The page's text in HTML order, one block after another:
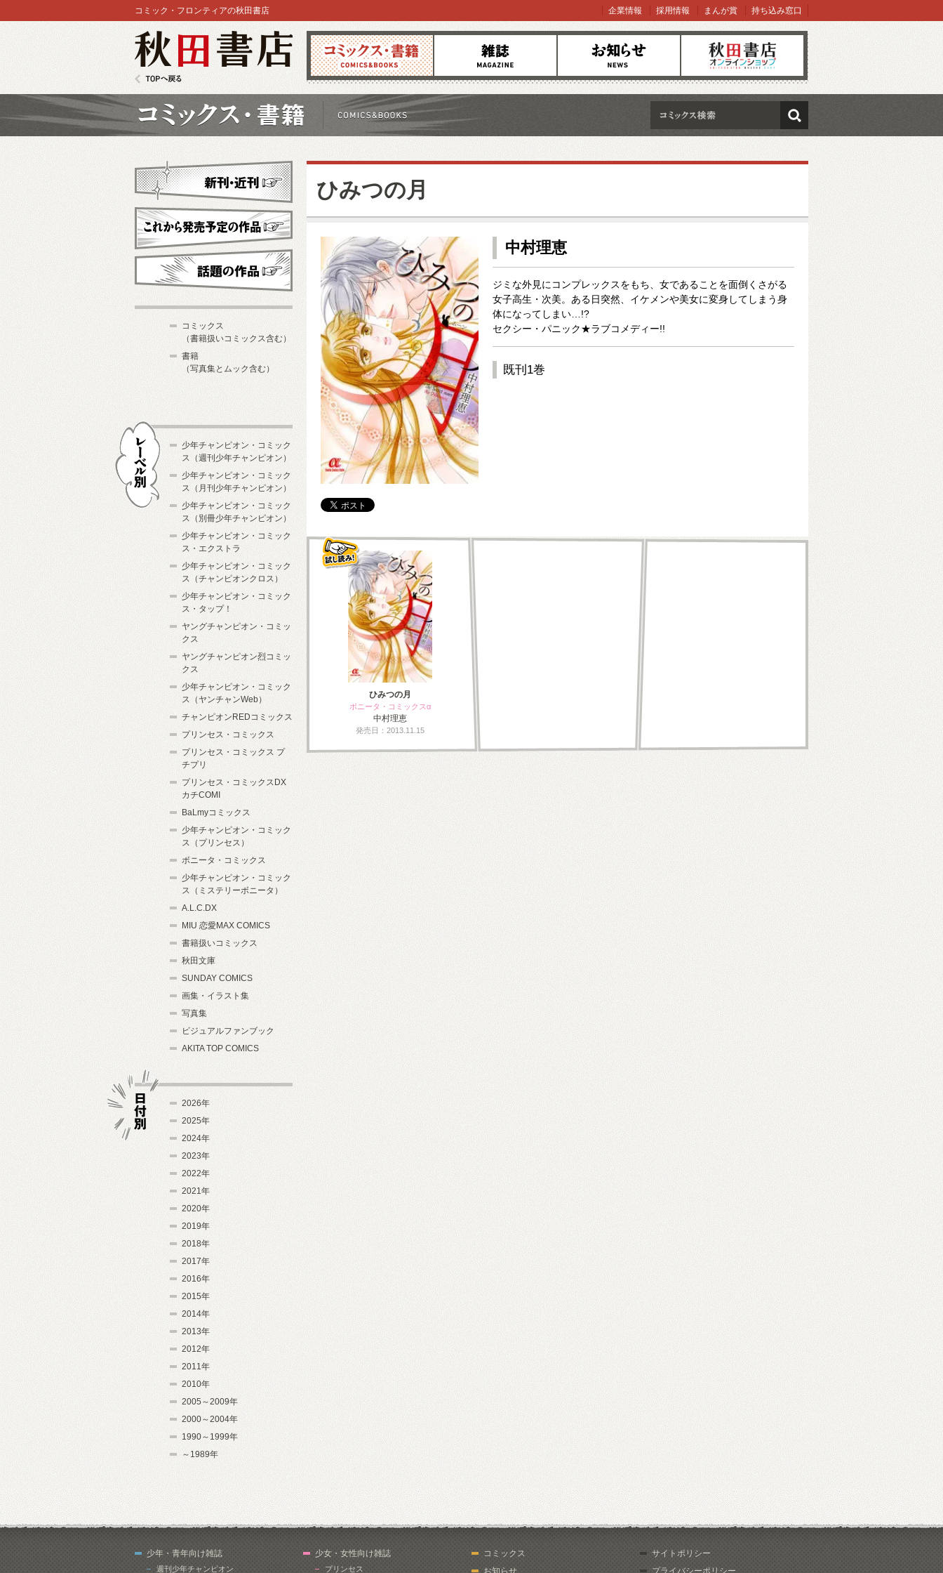
コミックス 雑誌 お知らせ オンラインショップ
コミック・フロンティアの秋田書店 企業情報 採用情報 まんが賞 持ち込み窓口
検索
ひみつの月
中村理恵
ジミな外見にコンプレックスをもち、女であることを面倒くさがる
女子高生・次美。ある日突然、イケメンや美女に変身してしまう身
体になってしまい…!?
セクシー・パニック★ラブコメディー!!
既刊1巻
ひみつの月
ボニータ・コミックスα
中村理恵
発売日：2013.11.15
新刊・近刊
これから発売予定
コミックス
（書籍扱いコミックス含む）
書籍
（写真集とムック含む）
少年チャンピオン・コミック
ス（週刊少年チャンピオン）
少年チャンピオン・コミック
ス（月刊少年チャンピオン）
少年チャンピオン・コミック
ス（別冊少年チャンピオン）
少年チャンピオン・コミック
ス・エクストラ
少年チャンピオン・コミック
ス（チャンピオンクロス）
少年チャンピオン・コミック
ス・タップ！
ヤングチャンピオン・コミッ
クス
ヤングチャンピオン烈コミッ
クス
少年チャンピオン・コミック
ス（ヤンチャンWeb）
チャンピオンREDコミックス
プリンセス・コミックス
プリンセス・コミックス プ
チプリ
プリンセス・コミックスDX
カチCOMI
BaLmyコミックス
少年チャンピオン・コミック
ス（プリンセス）
ボニータ・コミックス
少年チャンピオン・コミック
ス（ミステリーボニータ）
A.L.C.DX
MIU 恋愛MAX COMICS
書籍扱いコミックス
秋田文庫
SUNDAY COMICS
画集・イラスト集
写真集
ビジュアルファンブック
AKITA TOP COMICS
2026年
2025年
2024年
2023年
2022年
2021年
2020年
2019年
2018年
2017年
2016年
2015年
2014年
2013年
2012年
2011年
2010年
2005～2009年
2000～2004年
1990～1999年
～1989年
少年・青年向け雑誌
週刊少年チャンピオン
少女・女性向け雑誌
プリンセス
コミックス
お知らせ
サイトポリシー
プライバシーポリシー